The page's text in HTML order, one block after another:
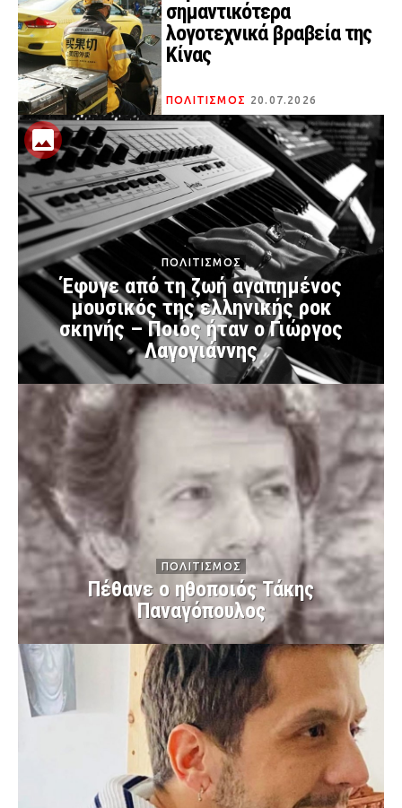
σημαντικότερα
λογοτεχνικά βραβεία της
Κίνας
ΠΟΛΙΤΙΣΜΟΣ 20.07.2026
ΠΟΛΙΤΙΣΜΟΣ
Έφυγε από τη ζωή αγαπημένος
μουσικός της ελληνικής ροκ
σκηνής – Ποιος ήταν ο Γιώργος
Λαγογιάννης
ΠΟΛΙΤΙΣΜΟΣ
Πέθανε ο ηθοποιός Τάκης
Παναγόπουλος